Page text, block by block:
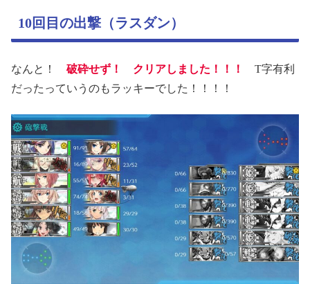
10回目の出撃（ラスダン）
なんと！ 破砕せず！ クリアしました！！！
T字有利
だったっていうのもラッキーでした！！！！